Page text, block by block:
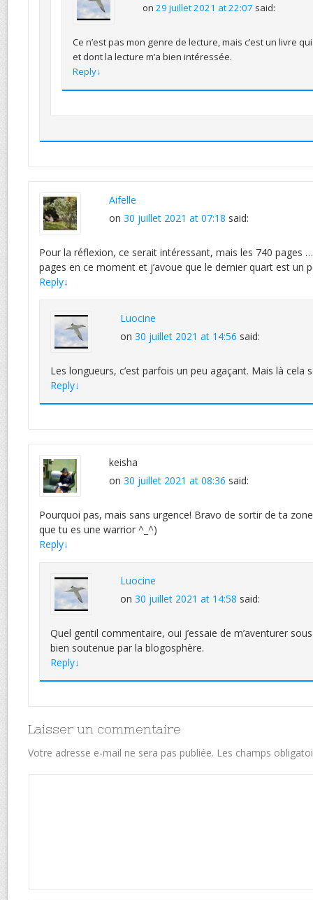
on 29 juillet 2021 at 22:07 said:
Ce n’est pas mon genre de lecture, mais c’est un livre
et dont la lecture m’a bien intéressée.
Reply↓
Aifelle
on 30 juillet 2021 at 07:18 said:
Pour la réflexion, ce serait intéressant, mais les 740 pages
pages en ce moment et j’avoue que le dernier quart est un
Reply↓
Luocine
on 30 juillet 2021 at 14:56 said:
Les longueurs, c’est parfois un peu agaçant. Mais là cela
Reply↓
keisha
on 30 juillet 2021 at 08:36 said:
Pourquoi pas, mais sans urgence! Bravo de sortir de ta
que tu es une warrior ^_^)
Reply↓
Luocine
on 30 juillet 2021 at 14:58 said:
Quel gentil commentaire, oui j’essaie de m’aventurer sous
bien soutenue par la blogosphère.
Reply↓
Laisser un commentaire
Votre adresse e-mail ne sera pas publiée. Les champs